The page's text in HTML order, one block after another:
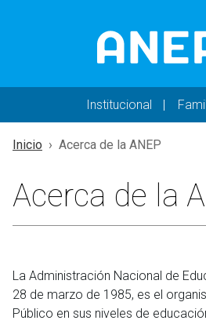
Institucional
Inicio Acerca de la ANEP
Acerca de la
La Administración Nacional de
28 de marzo de 1985, es el
Público en sus niveles de